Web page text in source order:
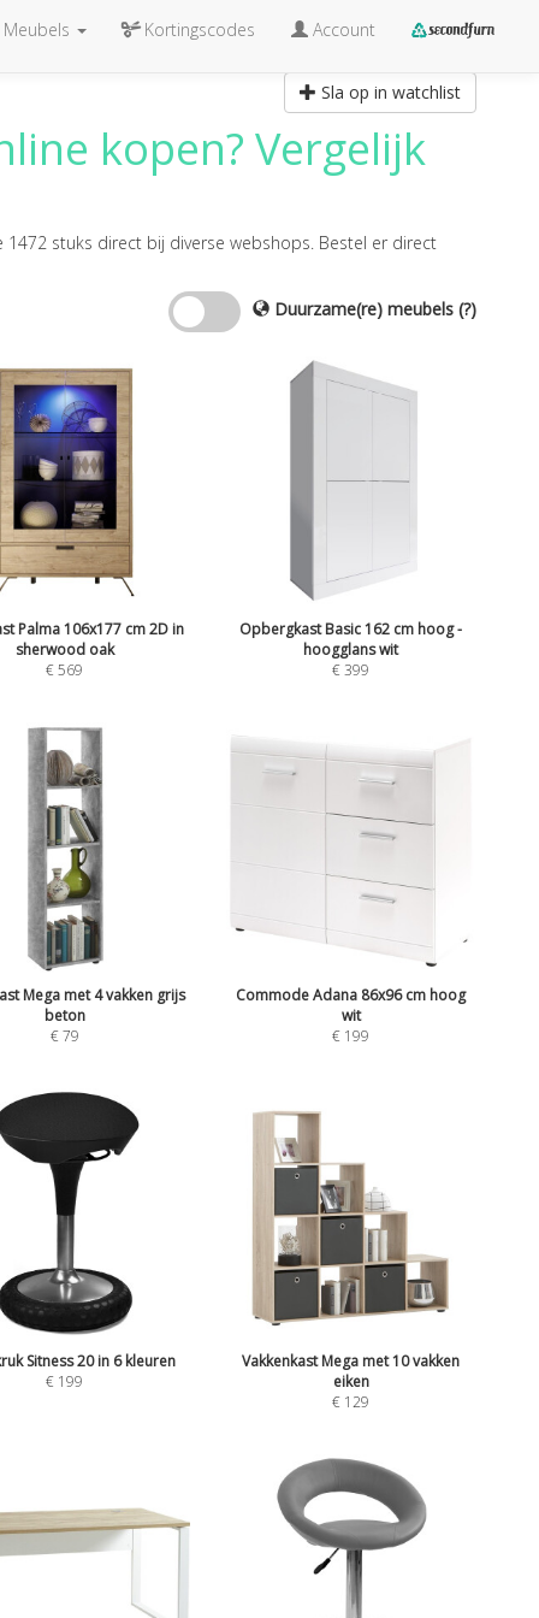
Meubels Kortingscodes Account
Sla op in watchlist
kopen? Vergelijk
1472 stuks direct bij diverse webshops. Bestel er direct
Duurzame(re) meubels (?)
Palma 106x177 cm 2D in
sherwood oak
€569
Opbergkast Basic 162 cm hoog -
hoogglans wit
€399
Mega met 4 vakken grijs
beton
€79
Commode Adana 86x96 cm hoog
wit
€ 199
Sitness 20 in 6 kleuren
€ 199
Vakkenkast Mega met 10 vakken
eiken
€ 129